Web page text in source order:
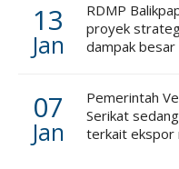
13
Jan
RDMP
proyek
dampak besar
07
Jan
Pemerintah
Serikat
terkait ekspor